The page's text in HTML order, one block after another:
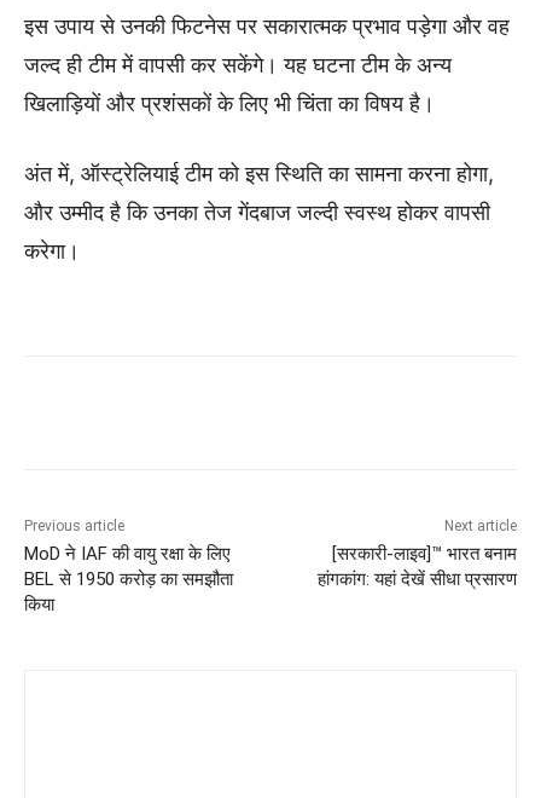
इस उपाय से उनकी फिटनेस पर सकारात्मक प्रभाव पड़ेगा और वह
जल्द ही टीम में वापसी कर सकेंगे। यह घटना टीम के अन्य
खिलाड़ियों और प्रशंसकों के लिए भी चिंता का विषय है।
अंत में, ऑस्ट्रेलियाई टीम को इस स्थिति का सामना करना होगा,
और उम्मीद है कि उनका तेज गेंदबाज जल्दी स्वस्थ होकर वापसी
करेगा।
Previous article
MoD ने IAF की वायु रक्षा के लिए
BEL से 1950 करोड़ का समझौता
किया
Next article
[सरकारी-लाइव]™ भारत बनाम
हांगकांग: यहां देखें सीधा प्रसारण